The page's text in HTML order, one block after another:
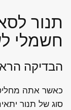
תנור
חשמלי
הבדיקה
כאשר אתה מחליט
סוג של תנור